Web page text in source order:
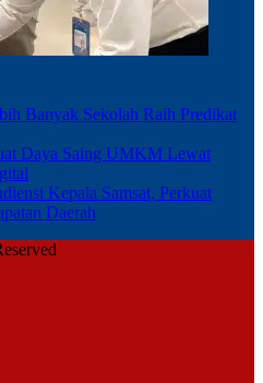
Banyak Sekolah Raih Predikat
Daya Saing UMKM Lewat
Kepala Samsat, Perkuat
Daerah